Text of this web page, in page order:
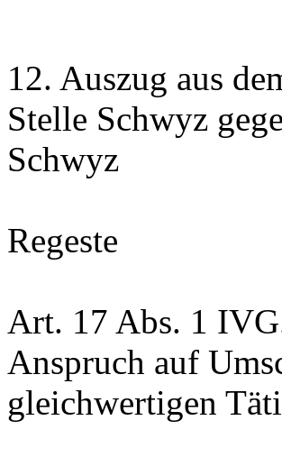
12. Auszug aus
Stelle Schwyz
Schwyz
Regeste
Art. 17 Abs. 1 IVG
Anspruch auf
gleichwertigen